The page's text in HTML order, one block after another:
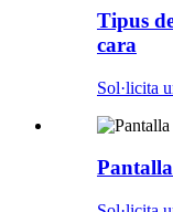
Tipus
cara
Sol·licita